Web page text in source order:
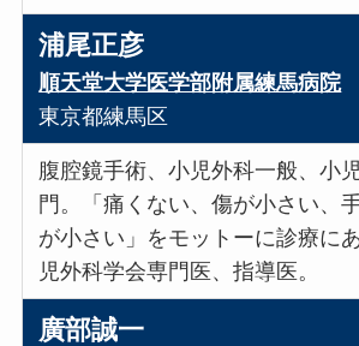
浦尾正彦
順天堂大学医学部附属練馬病院
東京都練馬区
腹腔鏡手術、小児外科一般、小
門。「痛くない、傷が小さい、
が小さい」をモットーに診療に
児外科学会専門医、指導医。
廣部誠一